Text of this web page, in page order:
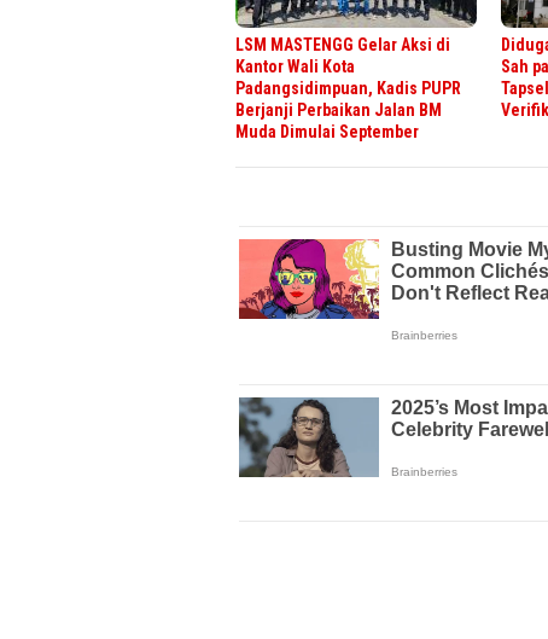
LSM MASTENGG Gelar Aksi di
Kantor Wali Kota
Padangsidimpuan, Kadis PUPR
Berjanji Perbaikan Jalan BM
Muda Dimulai September
Sah